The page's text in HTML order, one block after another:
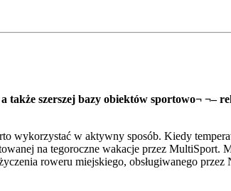
szerszej bazy obiektów sportowo¬ ¬–
wykorzystać w aktywny sposób. Kiedy
na tegoroczne wakacje przez MultiSport.
roweru miejskiego, obsługiwanego przez